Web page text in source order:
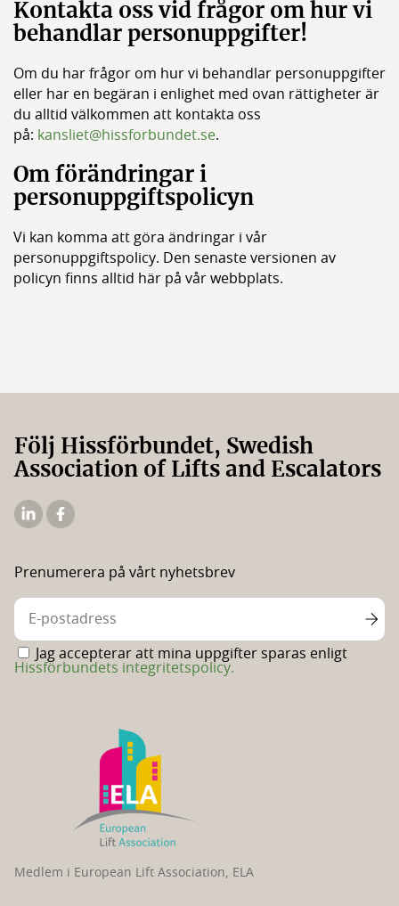
Kontakta oss vid frågor om hur vi
behandlar personuppgifter!
Om du har frågor om hur vi behandlar personuppgifter
eller har en begäran i enlighet med ovan rättigheter är
du alltid välkommen att kontakta oss
på: kansliet@hissforbundet.se.
Om förändringar i
personuppgiftspolicyn
Vi kan komma att göra ändringar i vår
personuppgiftspolicy. Den senaste versionen av
policyn finns alltid här på vår webbplats.
Följ Hissförbundet, Swedish
Association of Lifts and Escalators
Medlem i European Lift Association, ELA
Prenumerera på vårt nyhetsbrev
Jag accepterar att mina uppgifter sparas enligt
Hissförbundets integritetspolicy.